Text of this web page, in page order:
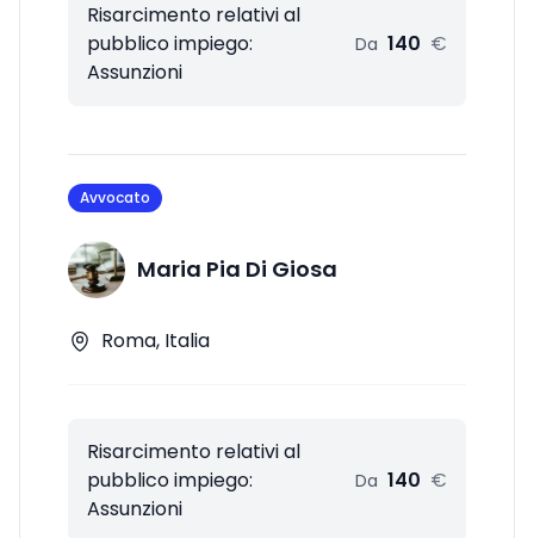
Risarcimento relativi al
pubblico impiego:
Assunzioni
Da 140 €
Avvocato
Maria Pia Di Giosa
Roma, Italia
Risarcimento relativi al
pubblico impiego:
Assunzioni
Da 140 €